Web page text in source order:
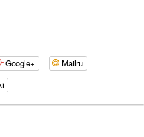
Google+
Mailru